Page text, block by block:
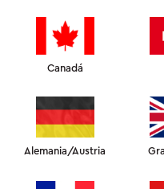
Canadá
Alemania/Austria